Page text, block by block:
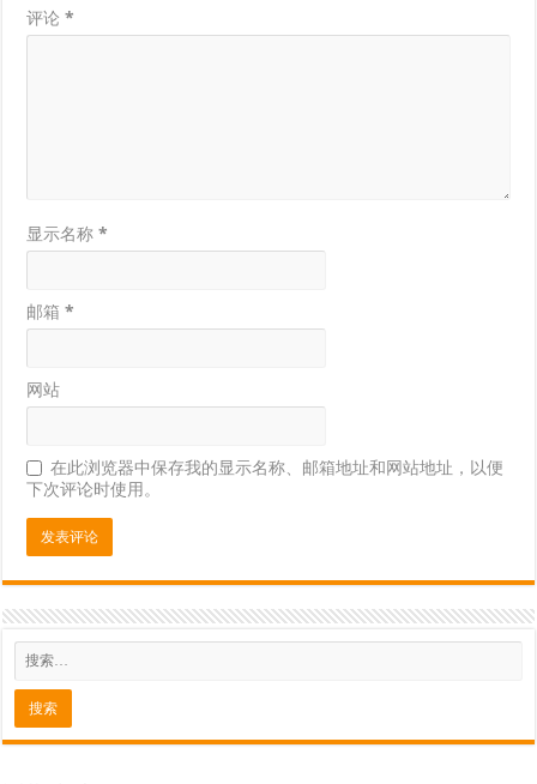
评论*
显示名称*
邮箱*
网站
在此浏览器中保存我的显示名称、邮箱地址和网站地址，以便
下次评论时使用。